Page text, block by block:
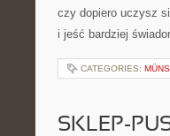
czy dopiero uczysz
i jeść bardziej
CATEGORIES:
SKLEP-